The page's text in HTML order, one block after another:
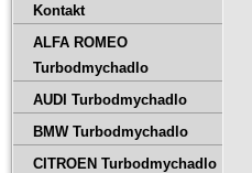
Kontakt
ALFA ROMEO
Turbodmychadlo
AUDI Turbodmychadlo
BMW Turbodmychadlo
CITROEN Turbodmychadlo